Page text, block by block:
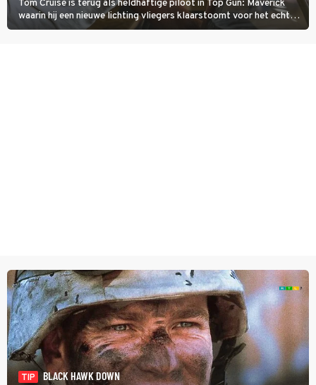
Tom Cruise is terug als heldhaftige piloot in Top Gun: Maverick
waarin hij een nieuwe lichting vliegers klaarstoomt voor het echte
werk.
TIP
BLACK HAWK DOWN